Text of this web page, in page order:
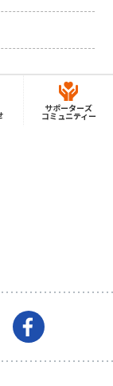
サポーターズ
コミュニティー